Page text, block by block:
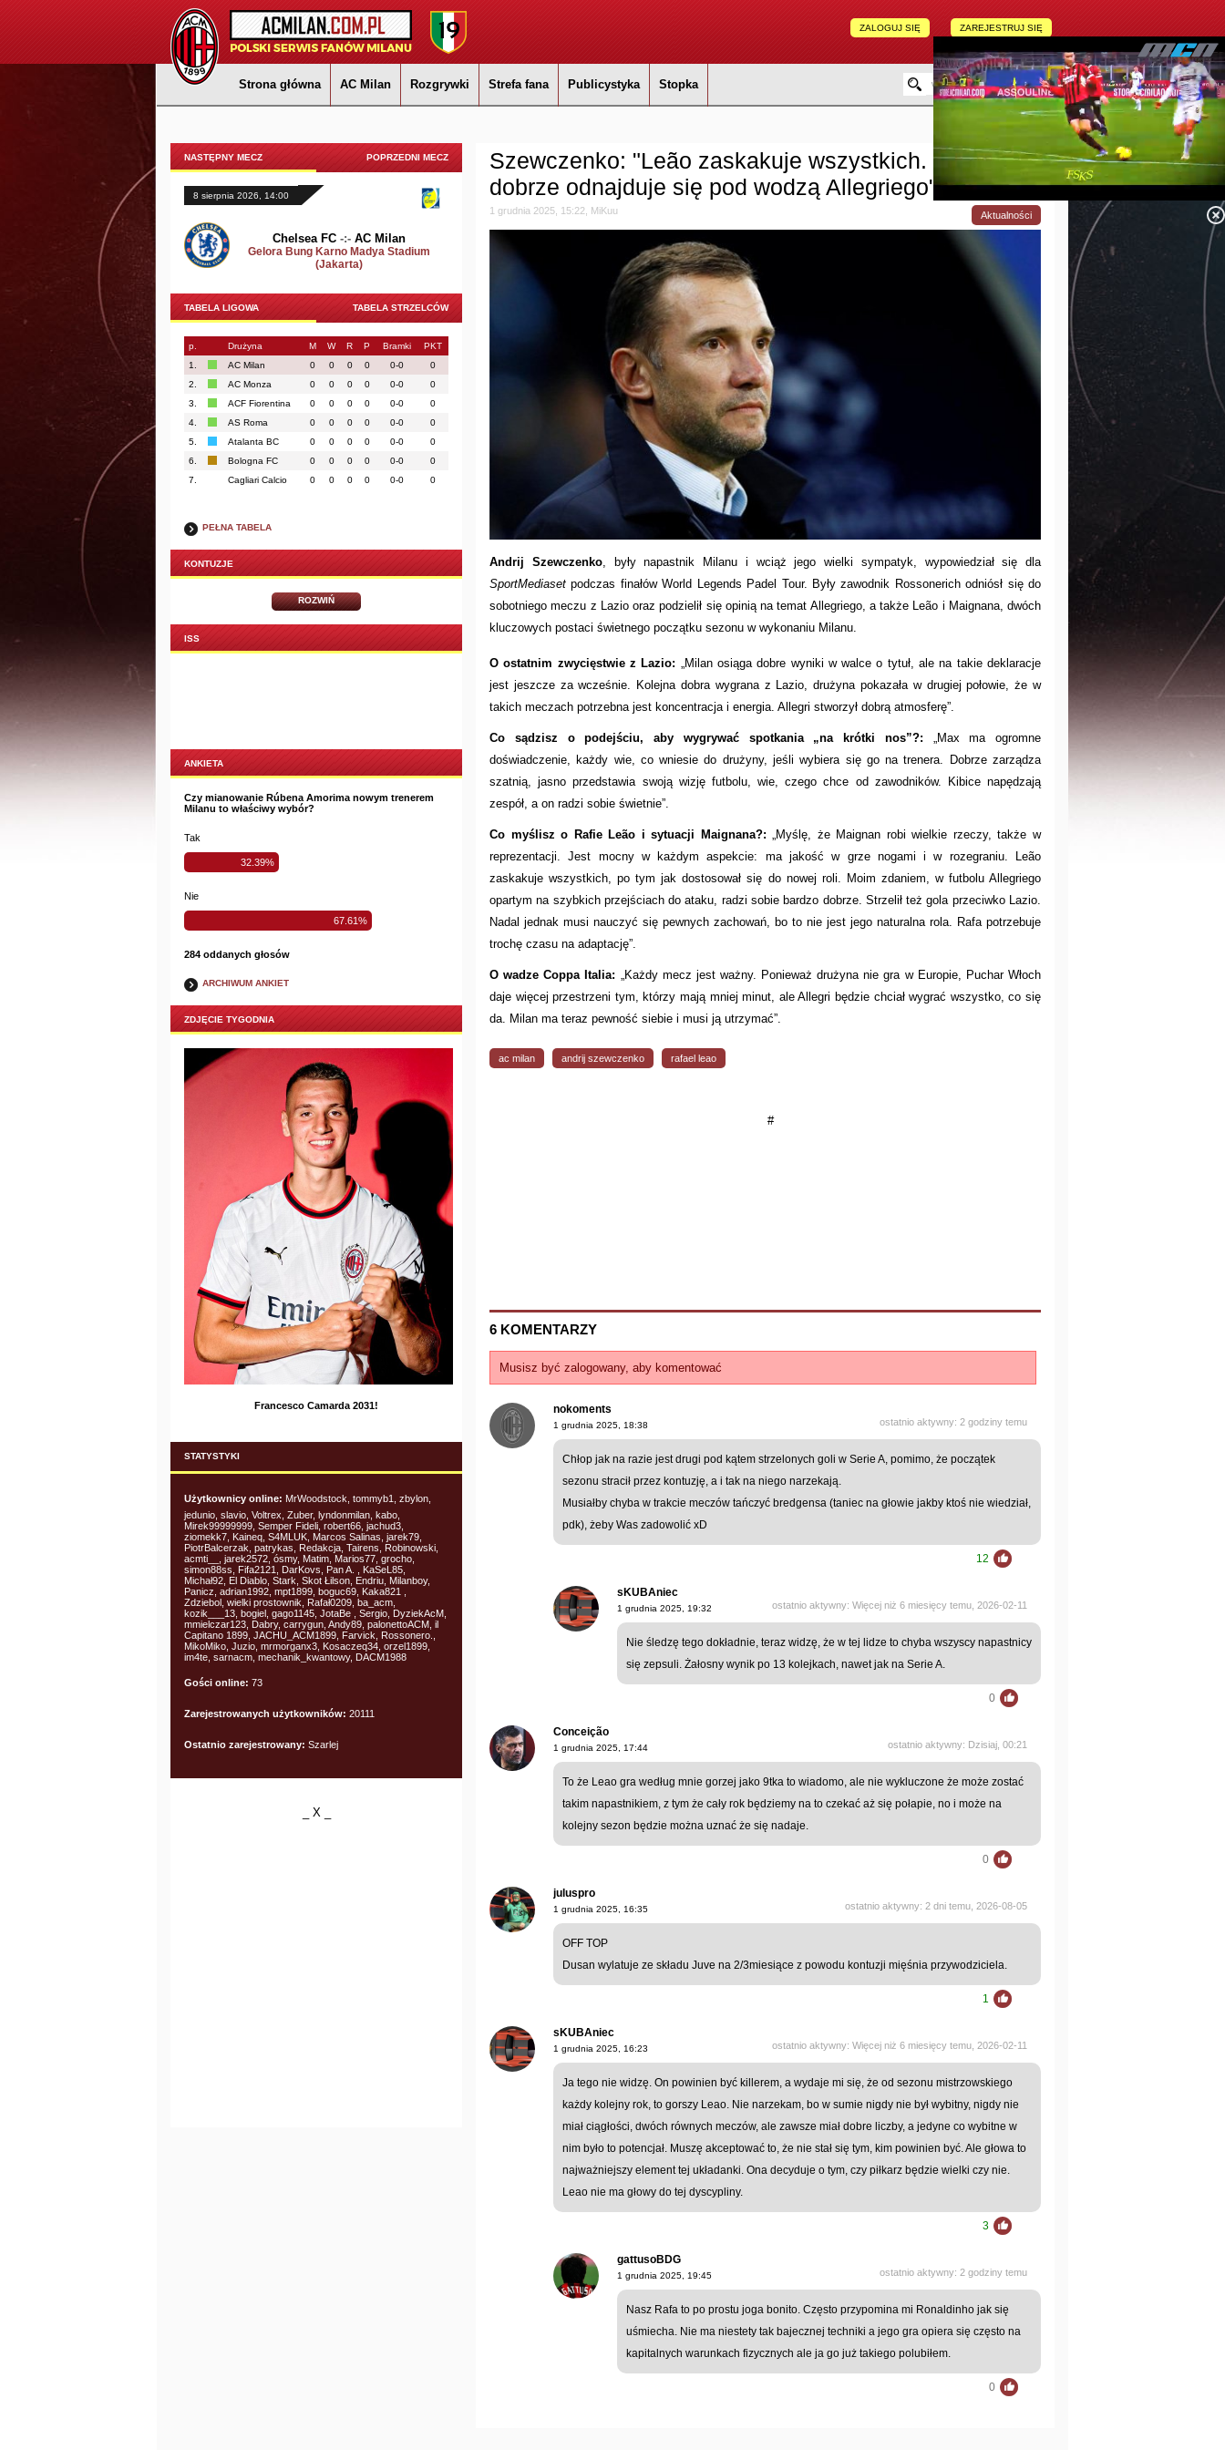
ZAREJESTRUJ SIĘ
ZALOGUJ SIĘ
Strona główna AC Milan Rozgrywki Strefa fana Publicystyka Stopka
NASTĘPNY MECZ POPRZEDNI MECZ
8 sierpnia 2026, 14:00
Chelsea FC -:- AC Milan
Gelora Bung Karno Madya Stadium
(Jakarta)
TABELA LIGOWA TABELA STRZELCÓW
p. Drużyna M W R P Bramki
PKT
1.
AC Milan 0 0 0 0 0-0
0
2.
AC Monza 0 0 0 0 0-0
0
3.
ACF Fiorentina 0 0 0 0 0-0
0
4.
AS Roma 0 0 0 0 0-0
0
5.
Atalanta BC 0 0 0 0 0-0
0
6.
Bologna FC 0 0 0 0 0-0
0
7.
Cagliari Calcio 0 0 0 0 0-0 0
PEŁNA TABELA
KONTUZJE
ROZWIŃ
ISS
ANKIETA
Czy mianowanie Rúbena Amorima nowym trenerem
Milanu to właściwy wybór?
Tak
32.39%
Nie
67.61%
284 oddanych głosów
ARCHIWUM ANKIET
ZDJĘCIE TYGODNIA
Francesco Camarda 2031!
STATYSTYKI
Użytkownicy online: MrWoodstock, tommyb1, zbylon,
jedunio, slavio, Voltrex, Zuber, lyndonmilan, kabo,
Mirek99999999, Semper Fideli, robert66, jachud3,
ziomekk7, Kaineq, S4MLUK, Marcos Salinas, jarek79,
PiotrBalcerzak, patrykas, Redakcja, Tairens, Robinowski,
acmti__, jarek2572, ósmy, Matim, Marios77, grocho,
simon88ss, Fifa2121, DarKovs, Pan A. , KaSeL85,
Michał92, El Diablo, Stark, Skot Łilson, Endriu, Milanboy,
Panicz, adrian1992, mpt1899, boguc69, Kaka821 ,
Zdziebol, wielki prostownik, Rafał0209, ba_acm,
kozik___13, bogiel, gago1145, JotaBe , Sergio, DyziekAcM,
mmielczar123, Dabry, carrygun, Andy89, palonettoACM, il
Capitano 1899, JACHU_ACM1899, Farvick, Rossonero.,
MikoMiko, Juzio, mrmorganx3, Kosaczeq34, orzel1899,
im4te, sarnacm, mechanik_kwantowy, DACM1988
Gości online: 73
Zarejestrowanych użytkowników: 20111
Ostatnio zarejestrowany: Szarlej
_ X _
Szewczenko: "Leão zaskakuje wszystkich. Bardzo
dobrze odnajduje się pod wodzą Allegriego"
1 grudnia 2025, 15:22, MiKuu Aktualności
Andrij Szewczenko, były napastnik Milanu i wciąż jego wielki sympatyk, wypowiedział się dla
SportMediaset podczas finałów World Legends Padel Tour. Były zawodnik Rossonerich odniósł się do
sobotniego meczu z Lazio oraz podzielił się opinią na temat Allegriego, a także Leão i Maignana, dwóch
kluczowych postaci świetnego początku sezonu w wykonaniu Milanu.
O ostatnim zwycięstwie z Lazio: „Milan osiąga dobre wyniki w walce o tytuł, ale na takie deklaracje
jest jeszcze za wcześnie. Kolejna dobra wygrana z Lazio, drużyna pokazała w drugiej połowie, że w
takich meczach potrzebna jest koncentracja i energia. Allegri stworzył dobrą atmosferę”.
Co sądzisz o podejściu, aby wygrywać spotkania „na krótki nos”?: „Max ma ogromne
doświadczenie, każdy wie, co wniesie do drużyny, jeśli wybiera się go na trenera. Dobrze zarządza
szatnią, jasno przedstawia swoją wizję futbolu, wie, czego chce od zawodników. Kibice napędzają
zespół, a on radzi sobie świetnie”.
Co myślisz o Rafie Leão i sytuacji Maignana?: „Myślę, że Maignan robi wielkie rzeczy, także w
reprezentacji. Jest mocny w każdym aspekcie: ma jakość w grze nogami i w rozegraniu. Leão
zaskakuje wszystkich, po tym jak dostosował się do nowej roli. Moim zdaniem, w futbolu Allegriego
opartym na szybkich przejściach do ataku, radzi sobie bardzo dobrze. Strzelił też gola przeciwko Lazio.
Nadal jednak musi nauczyć się pewnych zachowań, bo to nie jest jego naturalna rola. Rafa potrzebuje
trochę czasu na adaptację”.
O wadze Coppa Italia: „Każdy mecz jest ważny. Ponieważ drużyna nie gra w Europie, Puchar Włoch
daje więcej przestrzeni tym, którzy mają mniej minut, ale Allegri będzie chciał wygrać wszystko, co się
da. Milan ma teraz pewność siebie i musi ją utrzymać”.
ac milan andrij szewczenko rafael leao
#
6 KOMENTARZY
Musisz być zalogowany, aby komentować
nokoments
ostatnio aktywny: 2 godziny temu
1 grudnia 2025, 18:38
Chłop jak na razie jest drugi pod kątem strzelonych goli w Serie A, pomimo, że początek
sezonu stracił przez kontuzję, a i tak na niego narzekają.
Musiałby chyba w trakcie meczów tańczyć bredgensa (taniec na głowie jakby ktoś nie wiedział,
pdk), żeby Was zadowolić xD
12
sKUBAniec
ostatnio aktywny: Więcej niż 6 miesięcy temu, 2026-02-11
1 grudnia 2025, 19:32
Nie śledzę tego dokładnie, teraz widzę, że w tej lidze to chyba wszyscy napastnicy
się zepsuli. Żałosny wynik po 13 kolejkach, nawet jak na Serie A.
0
Conceição
ostatnio aktywny: Dzisiaj, 00:21
1 grudnia 2025, 17:44
To że Leao gra według mnie gorzej jako 9tka to wiadomo, ale nie wykluczone że może zostać
takim napastnikiem, z tym że cały rok będziemy na to czekać aż się połapie, no i może na
kolejny sezon będzie można uznać że się nadaje.
0
juluspro
ostatnio aktywny: 2 dni temu, 2026-08-05
1 grudnia 2025, 16:35
OFF TOP
Dusan wylatuje ze składu Juve na 2/3miesiące z powodu kontuzji mięśnia przywodziciela.
1
sKUBAniec
ostatnio aktywny: Więcej niż 6 miesięcy temu, 2026-02-11
1 grudnia 2025, 16:23
Ja tego nie widzę. On powinien być killerem, a wydaje mi się, że od sezonu mistrzowskiego
każdy kolejny rok, to gorszy Leao. Nie narzekam, bo w sumie nigdy nie był wybitny, nigdy nie
miał ciągłości, dwóch równych meczów, ale zawsze miał dobre liczby, a jedyne co wybitne w
nim było to potencjał. Muszę akceptować to, że nie stał się tym, kim powinien być. Ale głowa to
najważniejszy element tej układanki. Ona decyduje o tym, czy piłkarz będzie wielki czy nie.
Leao nie ma głowy do tej dyscypliny.
3
gattusoBDG
ostatnio aktywny: 2 godziny temu
1 grudnia 2025, 19:45
Nasz Rafa to po prostu joga bonito. Często przypomina mi Ronaldinho jak się
uśmiecha. Nie ma niestety tak bajecznej techniki a jego gra opiera się często na
kapitalnych warunkach fizycznych ale ja go już takiego polubiłem.
0